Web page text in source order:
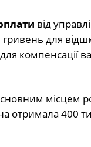
від
для
компенсації
місцем
отримала 400